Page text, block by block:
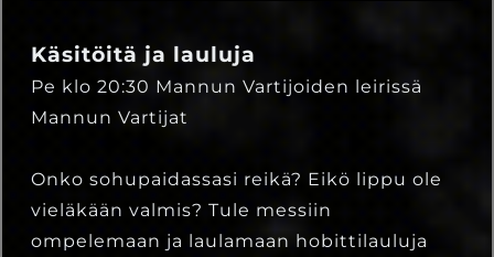
Käsitöitä ja lauluja
Pe klo 20:30 Mannun Vartijoiden leirissä
Mannun Vartijat
Onko sohupaidassasi reikä? Eikö lippu ole
vieläkään valmis? Tule messiin
ompelemaan ja laulamaan hobittilauluja